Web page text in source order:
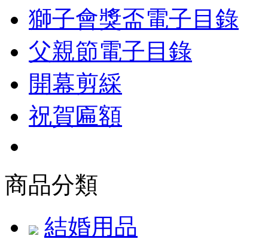
獅子會獎盃電子目錄
父親節電子目錄
開幕剪綵
祝賀匾額
商品分類
結婚用品